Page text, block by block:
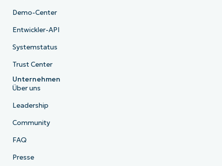
Demo-Center
Entwickler-API
Systemstatus
Trust Center
Unternehmen
Über uns
Leadership
Community
FAQ
Presse